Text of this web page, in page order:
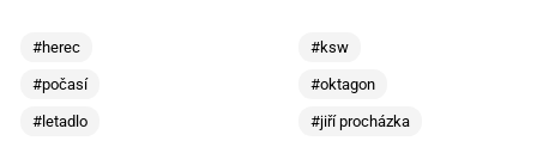
#herec
#počasí
#letadlo
#ksw
#oktagon
#jiří procházka